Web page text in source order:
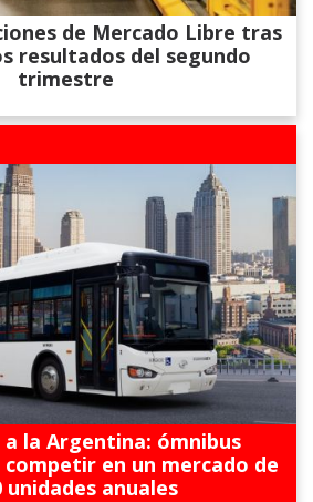
de Mercado Libre tras
resultados del segundo
trimestre
la Argentina: ómnibus
en un mercado de
unidades anuales